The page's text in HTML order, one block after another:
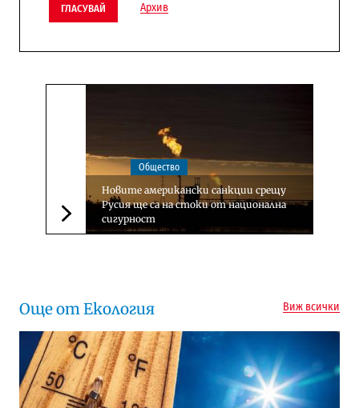
ГЛАСУВАЙ Архив
Следваща новина
Общество
Новите американски санкции срещу
Русия ще са на стоки от национална
сигурност
Още от Екология Виж всички